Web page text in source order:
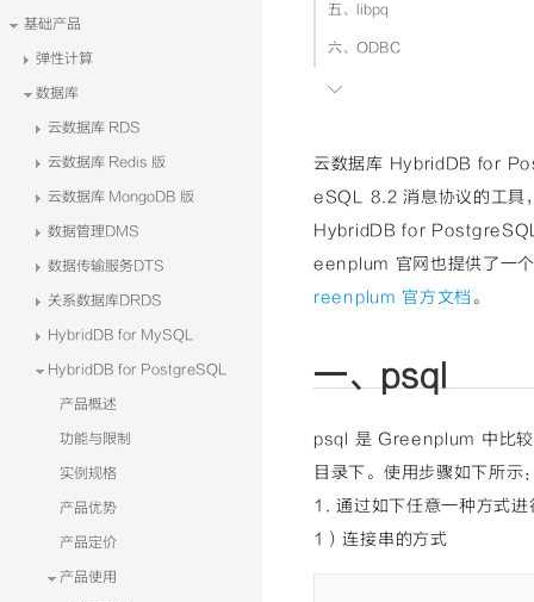
基础产品
弹性计算
数据库
云数据库 RDS
云数据库 Redis 版
云数据库 MongoDB 版
数据管理DMS
数据传输服务DTS
关系数据库DRDS
HybridDB for MySQL
HybridDB for PostgreSQL
产品概述
功能与限制
实例规格
产品优势
产品定价
产品使用
五、libpq
六、ODBC
七、其他信息

云数据库 HybridDB for
eSQL 8.2 消息协议的工
HybridDB for
eenplum 官网也提供了一
reenplum 官方文档 。
一、psql
psql 是 Greenplum 中比
目录下。使用步骤如下所示
1. 通过如下任意一种方式进
1）连接串的方式